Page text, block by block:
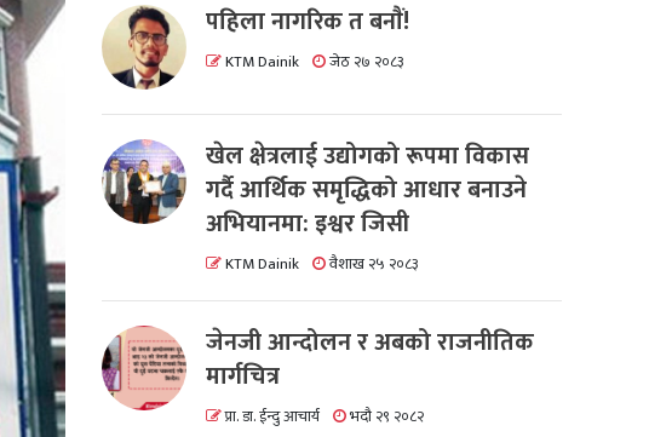
पहिला नागरिक त बनाैं!
KTM Dainik जेठ २७ २०८३
खेल क्षेत्रलाई उद्योगको रूपमा विकास
गर्दै आर्थिक समृद्धिको आधार बनाउने
अभियानमा: इश्वर जिसी
KTM Dainik वैशाख २५ २०८३
जेनजी आन्दोलन र अबको राजनीतिक
मार्गचित्र
प्रा. डा. ईन्दु आचार्य भदौ २९ २०८२